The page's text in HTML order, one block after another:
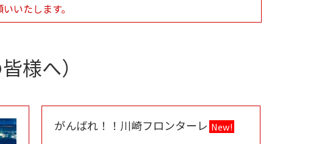
いたします。
様へ）
がんばれ！！川崎フロンターレ New!